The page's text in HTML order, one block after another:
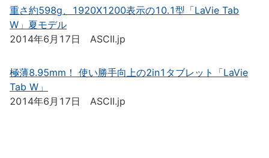
重さ約598g、1920X1200表示の10.1型「LaVie Tab
W」夏モデル
2014年6月17日 ASCII.jp
極薄8.95mm！ 使い勝手向上の2in1タブレット「LaVie
Tab W」
2014年6月17日 ASCII.jp